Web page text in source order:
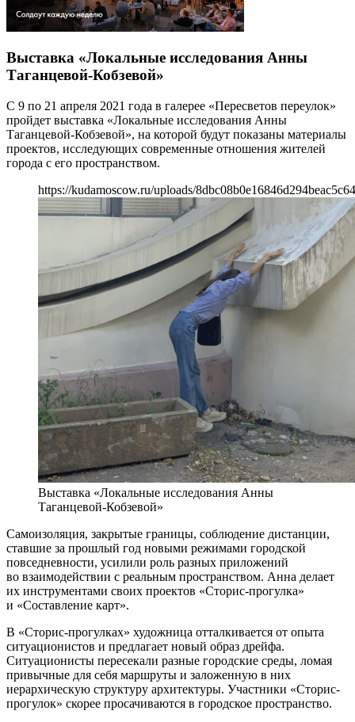
Выставка «Локальные исследования Анны
Таганцевой-Кобзевой»
С 9 по 21 апреля 2021 года в галерее «Пересветов переулок»
пройдет выставка «Локальные исследования Анны
Таганцевой-Кобзевой», на которой будут показаны материалы
проектов, исследующих современные отношения жителей
города с его пространством.
https://kudamoscow.ru/uploads/
Выставка «Локальные исследования Анны
Таганцевой-Кобзевой»
Самоизоляция, закрытые границы, соблюдение дистанции,
ставшие за прошлый год новыми режимами городской
повседневности, усилили роль разных приложений
во взаимодействии с реальным пространством. Анна делает
их инструментами своих проектов «Сторис-прогулка»
и «Составление карт».
В «Сторис-прогулках» художница отталкивается от опыта
ситуационистов и предлагает новый образ дрейфа.
Ситуационисты пересекали разные городские среды, ломая
привычные для себя маршруты и заложенную в них
иерархическую структуру архитектуры. Участники «Сторис-
прогулок» скорее просачиваются в городское пространство.